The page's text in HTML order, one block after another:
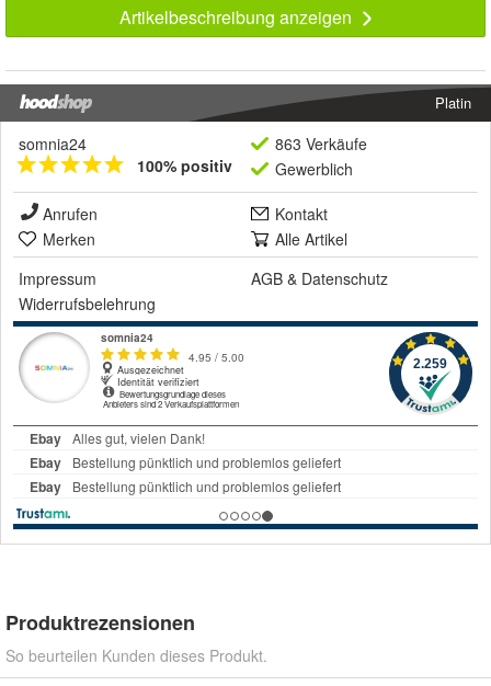
Artikelbeschreibung anzeigen
Platin
somnia24
100% positiv
863 Verkäufe
Gewerblich
Anrufen
Kontakt
Merken
Alle Artikel
Impressum
AGB & Datenschutz
Widerrufsbelehrung
Produktrezensionen
So beurteilen Kunden dieses Produkt.